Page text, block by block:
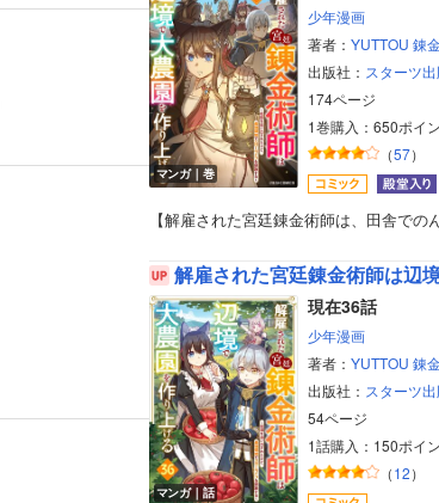
マンガ｜巻
少年漫画
著者： YUTTOU 錬
出版社： スターツ
174ページ
1巻購入：650ポイ
（57）
【解雇された宮廷錬金術師は、田舎で
解雇された宮廷錬金術師は辺境で大農
マンガ｜話
現在36話
少年漫画
著者： YUTTOU 錬
出版社： スターツ
54ページ
1話購入：150ポイ
（12）